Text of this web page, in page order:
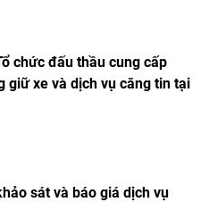
chức đấu thầu cung cấp
giữ xe và dịch vụ căng tin tại
sát và báo giá dịch vụ